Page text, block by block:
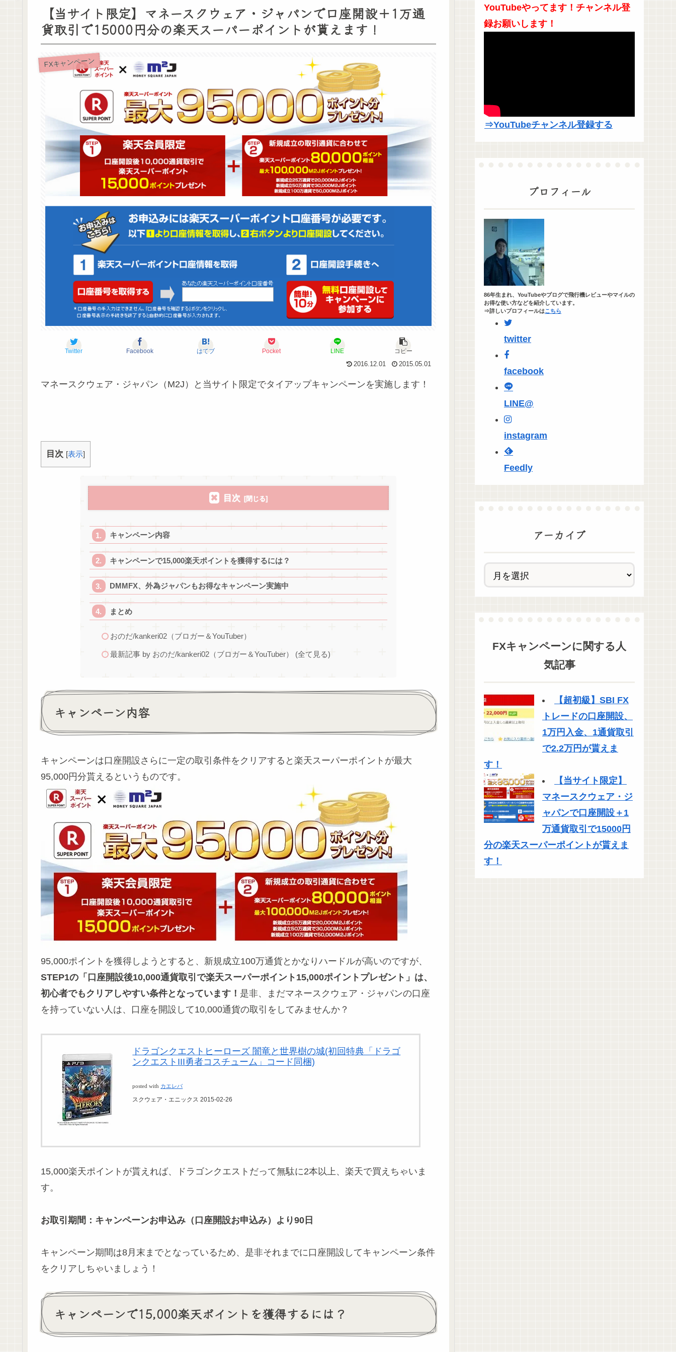
【当サイト限定】マネースクウェア・ジャパンで口座開設＋1万通
貨取引で15000円分の楽天スーパーポイントが貰えます！
FXキャンペーン
Twitter Facebook はてブ Pocket LINE
コピー
2016.12.01
2015.05.01
マネースクウェア・ジャパン（M2J）と当サイト限定でタイアップキャンペーンを実施します！
目次 [表示]
目次
キャンペーン内容
キャンペーンで15,000楽天ポイントを獲得するには？
DMMFX、外為ジャパンもお得なキャンペーン実施中
まとめ
おのだ/kankeri02（ブロガー＆YouTuber）
最新記事 by おのだ/kankeri02（ブロガー＆YouTuber） (全て見る)
キャンペーン内容
キャンペーンは口座開設さらに一定の取引条件をクリアすると楽天スーパーポイントが最大
95,000円分貰えるというものです。
95,000ポイントを獲得しようとすると、新規成立100万通貨とかなりハードルが高いのですが、
STEP1の「口座開設後10,000通貨取引で楽天スーパーポイント15,000ポイントプレゼント」は、
初心者でもクリアしやすい条件となっています！ 是非、まだマネースクウェア・ジャパンの口座
を持っていない人は、口座を開設して10,000通貨の取引をしてみませんか？
ドラゴンクエストヒーローズ 闇竜と世界樹の城(初回特典「ドラゴ
ンクエストIII勇者コスチューム」コード同梱)
posted with カエレバ
スクウェア・エニックス 2015-02-26
15,000楽天ポイントが貰えれば、ドラゴンクエストだって無駄に2本以上、楽天で買えちゃいま
す。
お取引期間：キャンペーンお申込み（口座開設お申込み）より90日
キャンペーン期間は8月末までとなっているため、是非それまでに口座開設してキャンペーン条件
をクリアしちゃいましょう！
キャンペーンで15,000楽天ポイントを獲得するには？
YouTubeやってます！チャンネル登
録お願いします！
⇒YouTubeチャンネル登録する
プロフィール
86年生まれ、YouTubeやブログで飛行機レビューやマイルの
お得な使い方などを紹介しています。
⇒詳しいプロフィールはこちら
twitter
facebook
LINE@
instagram
Feedly
アーカイブ
FXキャンペーンに関する人
気記事
【超初級】SBI FX
トレードの口座開設、
1万円入金、1通貨取引
で2.2万円が貰えま
す！
【当サイト限定】
マネースクウェア・ジ
ャパンで口座開設＋1
万通貨取引で15000円
分の楽天スーパーポイントが貰えま
す！